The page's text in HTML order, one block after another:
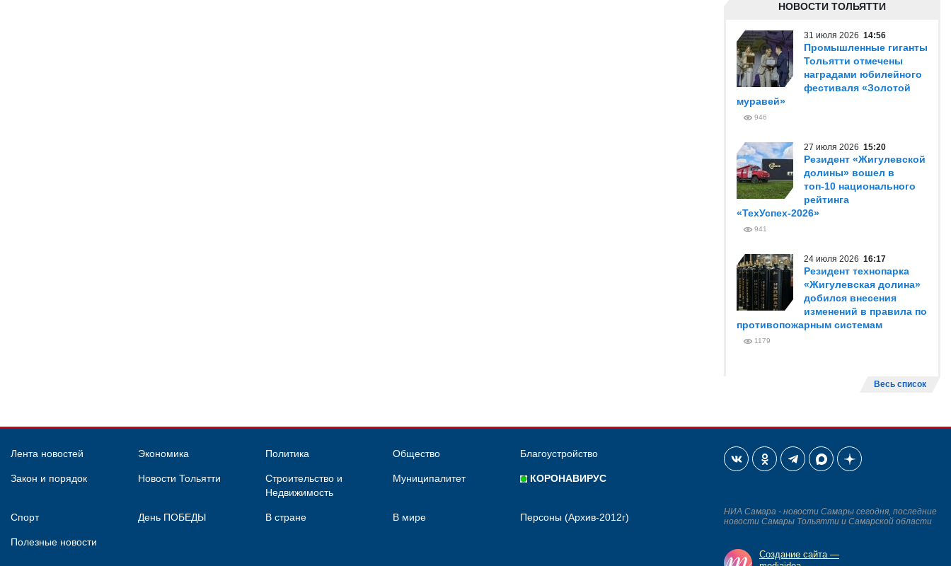
НОВОСТИ ТОЛЬЯТТИ
31 июля 2026 14:56
Промышленные гиганты
Тольятти отмечены
наградами юбилейного
фестиваля «Золотой
муравей»
946
27 июля 2026 15:20
Резидент «Жигулевской
долины» вошел в
топ-10 национального
рейтинга
«ТехУспех-2026»
941
24 июля 2026 16:17
Резидент технопарка
«Жигулевская долина»
добился внесения
изменений в правила по
противопожарным системам
1179
Весь список
Лента новостей Экономика Политика Общество Благоустройство
Закон и порядок Новости Тольятти
Строительство и
Недвижимость
Муниципалитет КОРОНАВИРУС
Спорт День ПОБЕДЫ В стране В мире Персоны (Архив-2012г)
Полезные новости
НИА Самара - новости Самары сегодня, последние
новости Самары Тольятти и Самарской области
Создание сайта —